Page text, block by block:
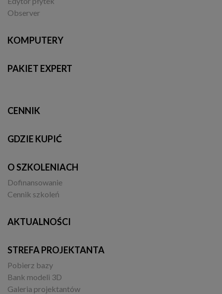
Observer
KOMPUTERY
PAKIET EXPERT
CENNIK
GDZIE KUPIĆ
O SZKOLENIACH
Dofinansowanie
Cennik szkoleń
AKTUALNOŚCI
STREFA PROJEKTANTA
Pobierz bazy
Bank modeli 3D
Galeria projektantów